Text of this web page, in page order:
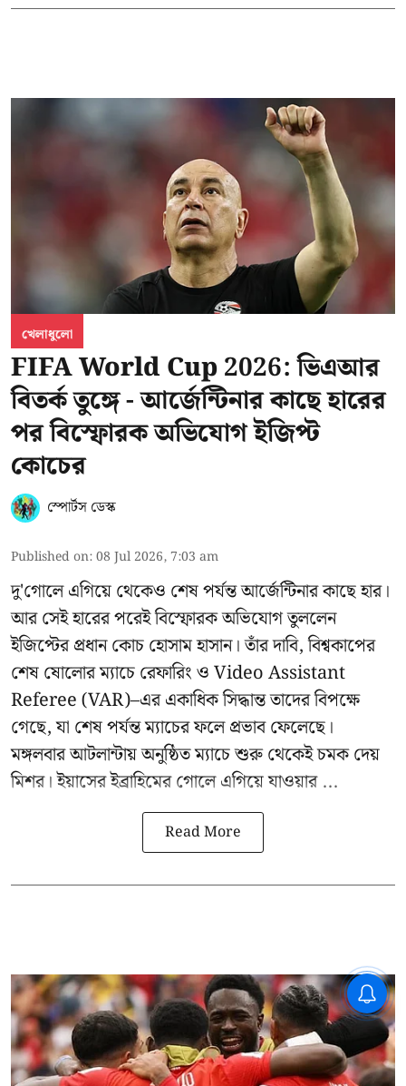
খেলাধুলো
FIFA World Cup 2026: ভিএআর
বিতর্ক তুঙ্গে - আর্জেন্টিনার কাছে হারের
পর বিস্ফোরক অভিযোগ ইজিপ্ট
কোচের
স্পোর্টস ডেস্ক
Published on:08 Jul 2026, 7:03 am
দু'গোলে এগিয়ে থেকেও শেষ পর্যন্ত আর্জেন্টিনার কাছে হার।
আর সেই হারের পরেই বিস্ফোরক অভিযোগ তুললেন
ইজিপ্টের প্রধান কোচ হোসাম হাসান। তাঁর দাবি, বিশ্বকাপের
শেষ ষোলোর ম্যাচে রেফারিং ও Video Assistant
Referee (VAR)–এর একাধিক সিদ্ধান্ত তাদের বিপক্ষে
গেছে, যা শেষ পর্যন্ত ম্যাচের ফলে প্রভাব ফেলেছে।
মঙ্গলবার আটলান্টায় অনুষ্ঠিত ম্যাচে শুরু থেকেই চমক দেয়
মিশর। ইয়াসের ইব্রাহিমের গোলে এগিয়ে যাওয়ার ...
Read More
CPIM: ৬০ লক্ষ নাম বিবেচনাধীন রেখে
ভোট ঘোষণার প্রতিবাদ - আদালতের
দ্বারস্থ হবে সিপিআইএম